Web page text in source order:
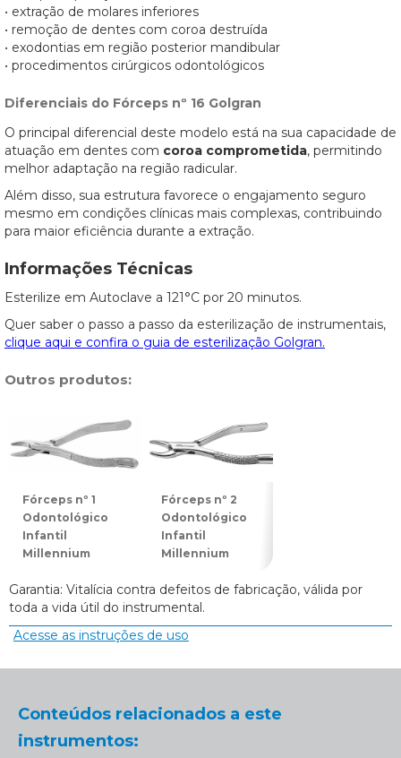
• extração de molares inferiores
• remoção de dentes com coroa destruída
• exodontias em região posterior mandibular
• procedimentos cirúrgicos odontológicos
Diferenciais do Fórceps nº 16 Golgran
O principal diferencial deste modelo está na sua capacidade de
atuação em dentes com coroa comprometida, permitindo
melhor adaptação na região radicular.
Além disso, sua estrutura favorece o engajamento seguro
mesmo em condições clínicas mais complexas, contribuindo
para maior eficiência durante a extração.
Informações Técnicas
Esterilize em Autoclave a 121°C por 20 minutos.
Quer saber o passo a passo da esterilização de instrumentais,
clique aqui e confira o guia de esterilização Golgran.
Outros produtos:
Fórceps nº 1
Odontológico
Infantil
Millennium
Fórceps nº 2
Odontológico
Infantil
Millennium
Garantia: Vitalícia contra defeitos de fabricação, válida por
toda a vida útil do instrumental.
Acesse as instruções de uso
Conteúdos relacionados a este
instrumentos: